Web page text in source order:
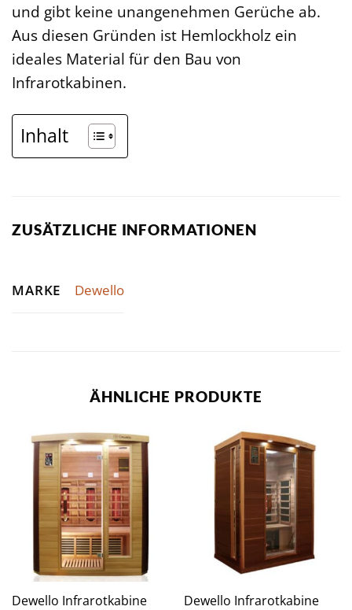
und gibt keine unangenehmen Gerüche ab.
Aus diesen Gründen ist Hemlockholz ein
ideales Material für den Bau von
Infrarotkabinen.
Inhalt
ZUSÄTZLICHE INFORMATIONEN
MARKE Dewello
ÄHNLICHE PRODUKTE
Dewello Infrarotkabine
Dewello Infrarotkabine